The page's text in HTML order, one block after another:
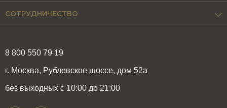
8 800 550 79 19
г. Москва, Рублевское шоссе, дом 52а
без выходных с 10:00 до 21:00
СОТРУДНИЧЕСТВО